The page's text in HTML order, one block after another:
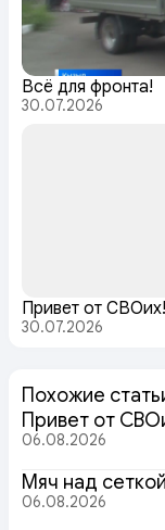
Всё для фронта!
30.07.2026
Привет от СВОих!
30.07.2026
Похожие
Привет от
06.08.2026
Мяч над сеткой
06.08.2026